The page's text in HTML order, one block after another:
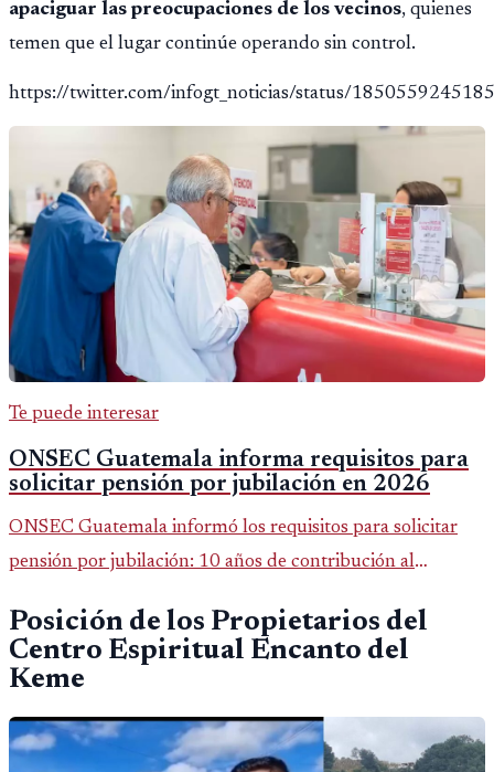
apaciguar las preocupaciones de los vecinos, quienes
temen que el lugar continúe operando sin control.
https://twitter.com/infogt_noticias/status/
Te puede interesar
ONSEC Guatemala informa requisitos para
solicitar pensión por jubilación en 2026
ONSEC Guatemala informó los requisitos para solicitar
pensión por jubilación: 10 años de contribución al
importar edad.
Posición de los Propietarios del
Centro Espiritual Encanto del
Keme